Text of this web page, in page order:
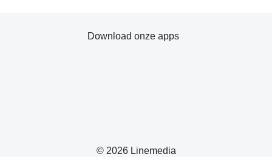
© 2026 Linemedia
Download onze apps